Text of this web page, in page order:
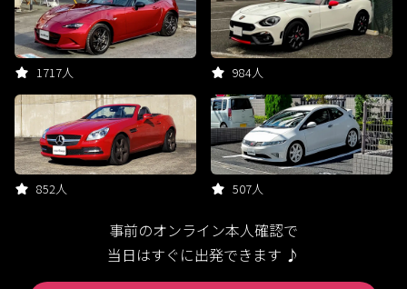
1717人 984人
852人 507人
事前のオンライン本人確認で
当日はすぐに出発できます ♪